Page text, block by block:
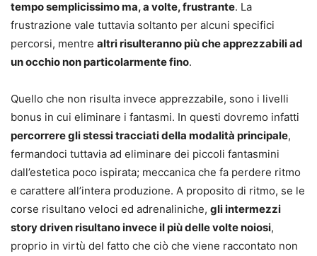
tempo semplicissimo ma, a volte, frustrante. La
frustrazione vale tuttavia soltanto per alcuni specifici
percorsi, mentre altri risulteranno più che apprezzabili ad
un occhio non particolarmente fino.
Quello che non risulta invece apprezzabile, sono i livelli
bonus in cui eliminare i fantasmi. In questi dovremo infatti
percorrere gli stessi tracciati della modalità principale,
fermandoci tuttavia ad eliminare dei piccoli fantasmini
dall’estetica poco ispirata; meccanica che fa perdere ritmo
e carattere all’intera produzione. A proposito di ritmo, se le
corse risultano veloci ed adrenaliniche, gli intermezzi
story driven risultano invece il più delle volte noiosi,
proprio in virtù del fatto che ciò che viene raccontato non